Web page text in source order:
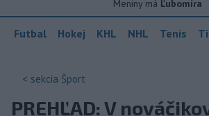
Meniny má Ľubomíra
Futbal Hokej KHL NHL Tenis
< sekcia Šport
PREHĽAD: V